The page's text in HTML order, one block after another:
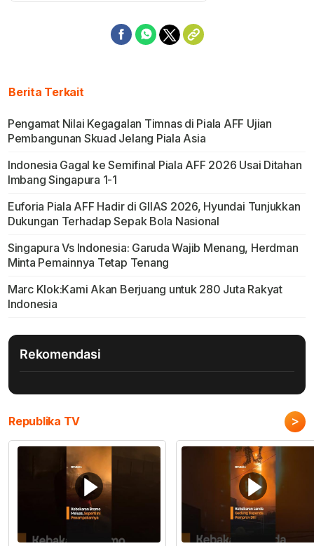
Berita Terkait
Pengamat Nilai Kegagalan Timnas di Piala AFF Ujian
Pembangunan Skuad Jelang Piala Asia
Indonesia Gagal ke Semifinal Piala AFF 2026 Usai Ditahan
Imbang Singapura 1-1
Euforia Piala AFF Hadir di GIIAS 2026, Hyundai Tunjukkan
Dukungan Terhadap Sepak Bola Nasional
Singapura Vs Indonesia: Garuda Wajib Menang, Herdman
Minta Pemainnya Tetap Tenang
Marc Klok:Kami Akan Berjuang untuk 280 Juta Rakyat
Indonesia
Rekomendasi
Republika TV >